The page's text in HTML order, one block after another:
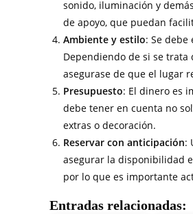
sonido, iluminación y
de apoyo, que puedan
Ambiente y estilo: Se
Dependiendo de si se
asegurase de que el lugar
Presupuesto: El dinero es
debe tener en cuenta no
extras o decoración.
Reservar con anticipación:
asegurar la disponibilidad
por lo que es importante
Entradas relacionadas: